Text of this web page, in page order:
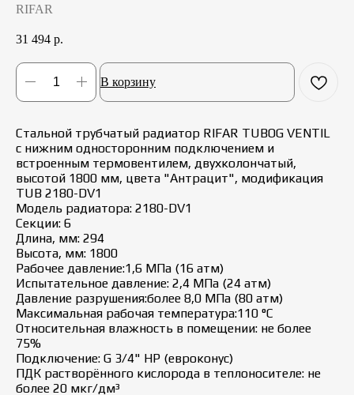
RIFAR
31 494 р.
В корзину
Стальной трубчатый радиатор RIFAR TUBOG VENTIL
с нижним односторонним подключением и
встроенным термовентилем, двухколончатый,
высотой 1800 мм, цвета "Антрацит", модификация
TUB 2180-DV1
Модель радиатора: 2180-DV1
Секции: 6
Длина, мм: 294
Высота, мм: 1800
Рабочее давление:1,6 МПа (16 атм)
Испытательное давление: 2,4 МПа (24 атм)
Давление разрушения:более 8,0 МПа (80 атм)
Максимальная рабочая температура:110 °C
Относительная влажность в помещении: не более
75%
Подключение: G 3/4" НР (евроконус)
ПДК растворённого кислорода в теплоносителе: не
более 20 мкг/дм³